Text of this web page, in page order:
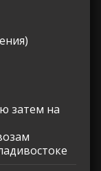
затем на